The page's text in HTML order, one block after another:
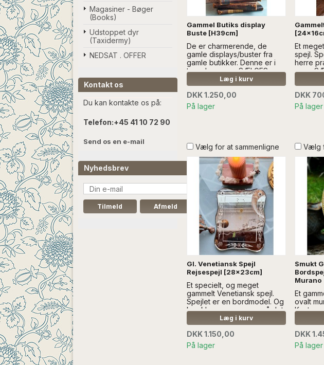
Magasiner - Bøger
(Books)
Udstoppet dyr
(Taxidermy)
NEDSAT . OFFER
Kontakt os
Du kan kontakte os på:
Telefon:+45 41 10 72 90
Send os en e-mail
Nyhedsbrev
Gammel Butiks display
Buste [H39cm]
De er charmerende, de
gamle displays/buster fra
gamle butikker. Denne er i
træ - læs mere SÆLGES
UDEN DEKORATION
Læg i kurv
DKK 1.250,00
På lager
Et
spejl.
herre
mere
DKK
På lager
Vælg for at sammenligne
Gl. Venetiansk Spejl
Rejsespejl [28x23cm]
Et specielt, og meget
gammelt Venetiansk spejl.
Spejlet er en bordmodel. Og
kan klappes sammen, så det
kan bruges til rejsebrug.
..læs mere SPEJLET SÆLGES
UDEN DEKORATION
Læg i kurv
DKK 1.150,00
På lager
Vælg
Smukt
Murano
Et
ovalt
Kanten
mere
DKK
På lager